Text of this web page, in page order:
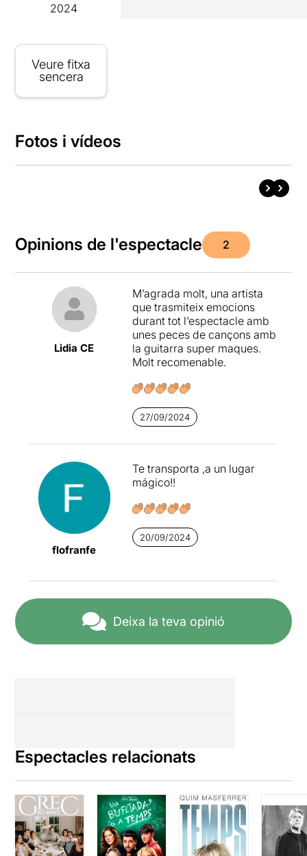
2024
Veure fitxa
sencera
Fotos i vídeos
Opinions de l'espectacle 2
Lidia CE
M’agrada molt, una artista
que trasmiteix emocions
durant tot l’espectacle amb
unes peces de cançons amb
la guitarra super maques.
Molt recomenable.
27/09/2024
flofranfe
Te transporta ,a un lugar
mágico!!
20/09/2024
Deixa la teva opinió
Espectacles relacionats